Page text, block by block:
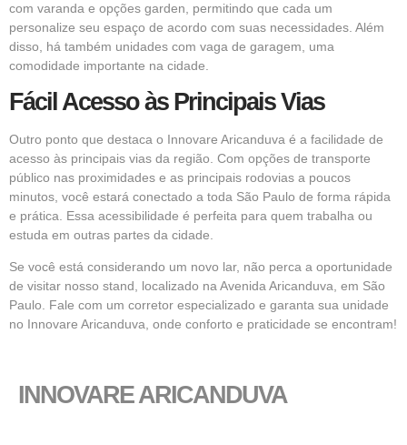
com varanda e opções garden, permitindo que cada um
personalize seu espaço de acordo com suas necessidades. Além
disso, há também unidades com vaga de garagem, uma
comodidade importante na cidade.
Fácil Acesso às Principais Vias
Outro ponto que destaca o Innovare Aricanduva é a facilidade de
acesso às principais vias da região. Com opções de transporte
público nas proximidades e as principais rodovias a poucos
minutos, você estará conectado a toda São Paulo de forma rápida
e prática. Essa acessibilidade é perfeita para quem trabalha ou
estuda em outras partes da cidade.
Se você está considerando um novo lar, não perca a oportunidade
de visitar nosso stand, localizado na Avenida Aricanduva, em São
Paulo. Fale com um corretor especializado e garanta sua unidade
no Innovare Aricanduva, onde conforto e praticidade se encontram!
INNOVARE ARICANDUVA